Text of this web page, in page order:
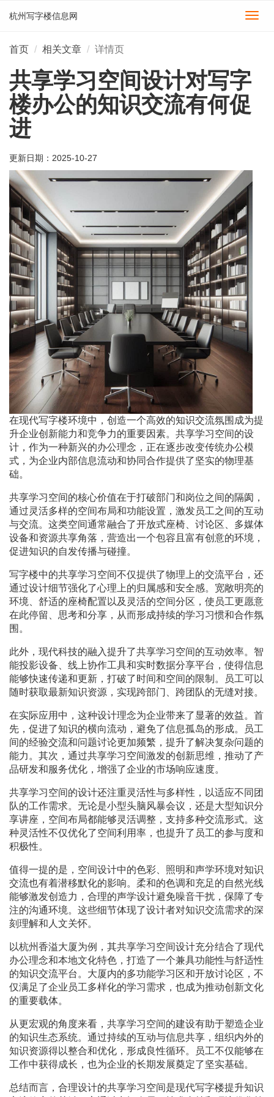
切
杭州写字楼信息网
首页 相关文章 详情页
共享学习空间设计对写字
楼办公的知识交流有何促
进
更新日期： 2025-10-27
在现代写字楼环境中，创造一个高效的知识交流氛围成为提
升企业创新能力和竞争力的重要因素。共享学习空间的设
计，作为一种新兴的办公理念，正在逐步改变传统办公模
式，为企业内部信息流动和协同合作提供了坚实的物理基
础。
共享学习空间的核心价值在于打破部门和岗位之间的隔阂，
通过灵活多样的空间布局和功能设置，激发员工之间的互动
与交流。这类空间通常融合了开放式座椅、讨论区、多媒体
设备和资源共享角落，营造出一个包容且富有创意的环境，
促进知识的自发传播与碰撞。
写字楼中的共享学习空间不仅提供了物理上的交流平台，还
通过设计细节强化了心理上的归属感和安全感。宽敞明亮的
环境、舒适的座椅配置以及灵活的空间分区，使员工更愿意
在此停留、思考和分享，从而形成持续的学习习惯和合作氛
围。
此外，现代科技的融入提升了共享学习空间的互动效率。智
能投影设备、线上协作工具和实时数据分享平台，使得信息
能够快速传递和更新，打破了时间和空间的限制。员工可以
随时获取最新知识资源，实现跨部门、跨团队的无缝对接。
在实际应用中，这种设计理念为企业带来了显著的效益。首
先，促进了知识的横向流动，避免了信息孤岛的形成。员工
间的经验交流和问题讨论更加频繁，提升了解决复杂问题的
能力。其次，通过共享学习空间激发的创新思维，推动了产
品研发和服务优化，增强了企业的市场响应速度。
共享学习空间的设计还注重灵活性与多样性，以适应不同团
队的工作需求。无论是小型头脑风暴会议，还是大型知识分
享讲座，空间布局都能够灵活调整，支持多种交流形式。这
种灵活性不仅优化了空间利用率，也提升了员工的参与度和
积极性。
值得一提的是，空间设计中的色彩、照明和声学环境对知识
交流也有着潜移默化的影响。柔和的色调和充足的自然光线
能够激发创造力，合理的声学设计避免噪音干扰，保障了专
注的沟通环境。这些细节体现了设计者对知识交流需求的深
刻理解和人文关怀。
以杭州香溢大厦为例，其共享学习空间设计充分结合了现代
办公理念和本地文化特色，打造了一个兼具功能性与舒适性
的知识交流平台。大厦内的多功能学习区和开放讨论区，不
仅满足了企业员工多样化的学习需求，也成为推动创新文化
的重要载体。
从更宏观的角度来看，共享学习空间的建设有助于塑造企业
的知识生态系统。通过持续的互动与信息共享，组织内外的
知识资源得以整合和优化，形成良性循环。员工不仅能够在
工作中获得成长，也为企业的长期发展奠定了坚实基础。
总结而言，合理设计的共享学习空间是现代写字楼提升知识